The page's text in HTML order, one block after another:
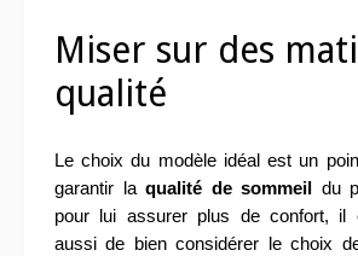
Miser sur des
qualité
Le choix du modèle idéal est un
garantir laqualité de sommeil du
pour lui assurer plus de confort, il
aussi de bien considérer le choix